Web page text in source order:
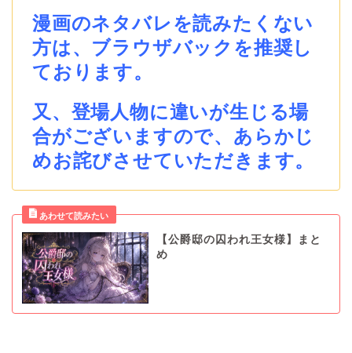
漫画のネタバレを読みたくない
方は、ブラウザバックを推奨し
ております。
又、登場人物に違いが生じる場
合がございますので、あらかじ
めお詫びさせていただきます。
【公爵邸の囚われ王女様】まと
め